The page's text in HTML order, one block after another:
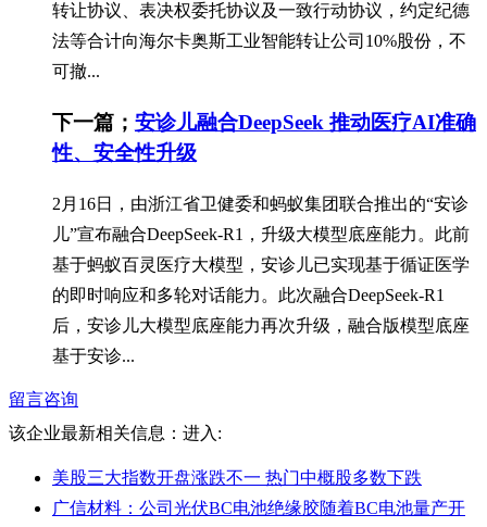
转让协议、表决权委托协议及一致行动协议，约定纪德
法等合计向海尔卡奥斯工业智能转让公司10%股份，不
可撤...
下一篇； 安诊儿融合DeepSeek 推动医疗AI准确
性、安全性升级
2月16日，由浙江省卫健委和蚂蚁集团联合推出的“安诊
儿”宣布融合DeepSeek-R1，升级大模型底座能力。此前
基于蚂蚁百灵医疗大模型，安诊儿已实现基于循证医学
的即时响应和多轮对话能力。此次融合DeepSeek-R1
后，安诊儿大模型底座能力再次升级，融合版模型底座
基于安诊...
留言咨询
该企业最新相关信息： 进入:
美股三大指数开盘涨跌不一 热门中概股多数下跌
广信材料：公司光伏BC电池绝缘胶随着BC电池量产开